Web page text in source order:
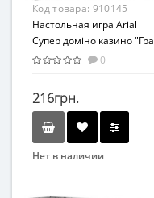
Код товара: 910145
Настольная игра Arial
Супер доміно казино "Гра
в життя" 910145
0
216грн.
Нет в наличии